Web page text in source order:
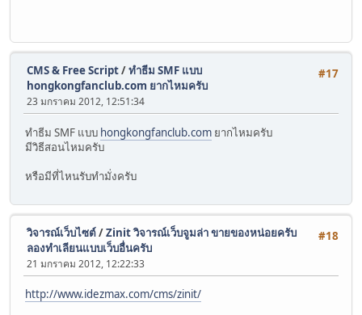
#17
CMS & Free Script/ทำธีม SMF แบบ
hongkongfanclub.com ยากไหมครับ
23 มกราคม 2012, 12:51:34
ทำธีม SMF แบบ hongkongfanclub.com ยากไหมครับ
มีวิธีสอนไหมครับ
หรือมีที่ไหนรับทำมั่งครับ
#18
วิจารณ์เว็บไซต์/Zinit วิจารณ์เว็บจูมล่า ขายของหน่อยครับ
ลองทำเลียนแบบเว็บอื่นครับ
21 มกราคม 2012, 12:22:33
http://www.idezmax.com/cms/zinit/